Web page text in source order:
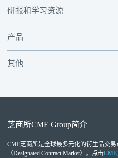
研报和学习资源
产品
其他
芝商所CME Group简介
CME芝商所是全球最多元化的衍生品交
（Designated Contract Market）。点击CME